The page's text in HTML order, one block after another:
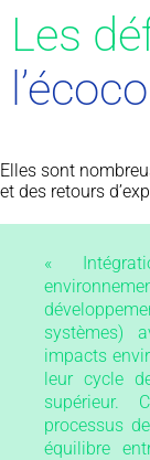
Les
Elles sont
et des retours
«
systèmes)
impacts
leur cycle
supérieur.
processus
équilibre